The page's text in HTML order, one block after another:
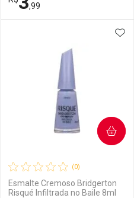
Por R$ 3,99/cada
,99
Laboratório
Por Menos
(0)
Esmalte Cremoso Bridgerton
Risqué Infiltrada no Baile 8ml
COMPRAR